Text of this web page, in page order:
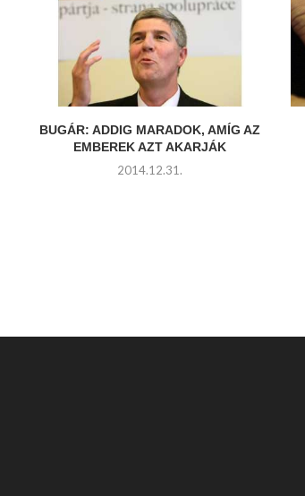
BUGÁR: ADDIG MARADOK, AMÍG AZ
EMBEREK AZT AKARJÁK
2014.12.31.